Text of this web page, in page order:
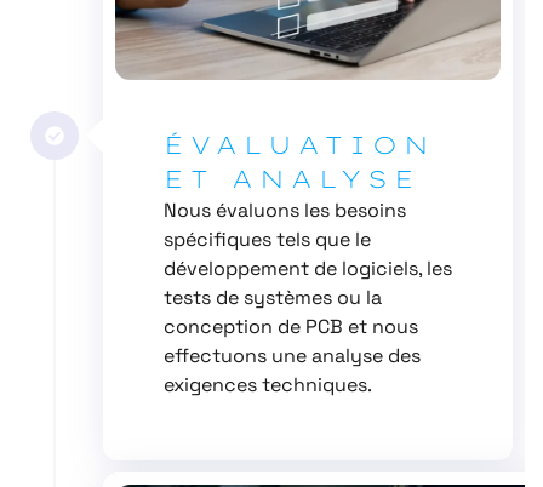
ÉVALUATION
ET ANALYSE
Nous évaluons les besoins
spécifiques tels que le
développement de logiciels, les
tests de systèmes ou la
conception de PCB et nous
effectuons une analyse des
exigences techniques.